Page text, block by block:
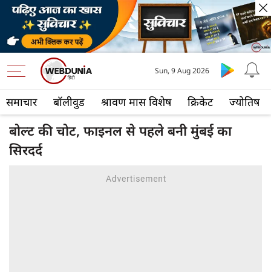
समाचार बॉलीवुड श्रावण मास विशेष क्रिकेट ज्योतिष
Sun, 9 Aug 2026
बोल्ट की चोट, फाइनल से पहले बनी मुंबई का
सिरदर्द